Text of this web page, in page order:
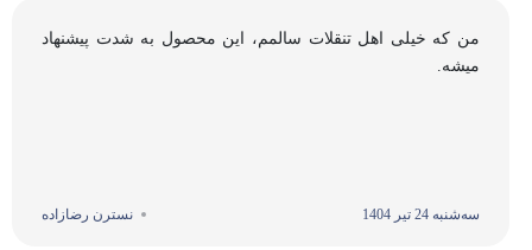
من که خیلی اهل تنقلات سالمم، این محصول به شدت پیشنهاد
میشه.
سه‌شنبه 24 تیر 1404 نسترن رضازاده